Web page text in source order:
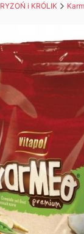
i KRÓLIK